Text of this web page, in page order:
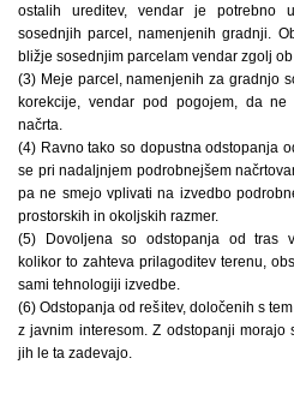
ostalih ureditev, vendar je potrebno
sosednjih parcel, namenjenih gradnji.
bližje sosednjim parcelam vendar zgolj
(3) Meje parcel, namenjenih za gradnjo
korekcije, vendar pod pogojem, da
načrta.
(4) Ravno tako so dopustna odstopanja
se pri nadaljnjem podrobnejšem
pa ne smejo vplivati na izvedbo
prostorskih in okoljskih razmer.
(5) Dovoljena so odstopanja od tras
kolikor to zahteva prilagoditev terenu,
sami tehnologiji izvedbe.
(6) Odstopanja od rešitev, določenih s
z javnim interesom. Z odstopanji
jih le ta zadevajo.